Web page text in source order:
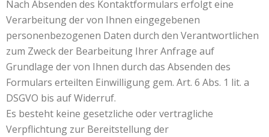
Nach Absenden des Kontaktformulars erfolgt eine
Verarbeitung der von Ihnen eingegebenen
personenbezogenen Daten durch den Verantwortlichen
zum Zweck der Bearbeitung Ihrer Anfrage auf
Grundlage der von Ihnen durch das Absenden des
Formulars erteilten Einwilligung gem. Art. 6 Abs. 1 lit. a
DSGVO bis auf Widerruf.
Es besteht keine gesetzliche oder vertragliche
Verpflichtung zur Bereitstellung der